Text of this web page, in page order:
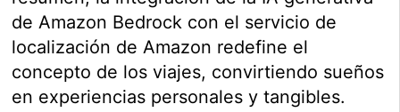
de Amazon Bedrock con el servicio de
localización de Amazon redefine el
concepto de los viajes, convirtiendo sueños
en experiencias personales y tangibles.